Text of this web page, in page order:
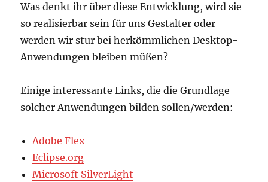
Was denkt ihr über diese Entwicklung, wird sie
so realisierbar sein für uns Gestalter oder
werden wir stur bei herkömmlichen Desktop-
Anwendungen bleiben müßen?
Einige interessante Links, die die Grundlage
solcher Anwendungen bilden sollen/werden:
Adobe Flex
Eclipse.org
Microsoft SilverLight